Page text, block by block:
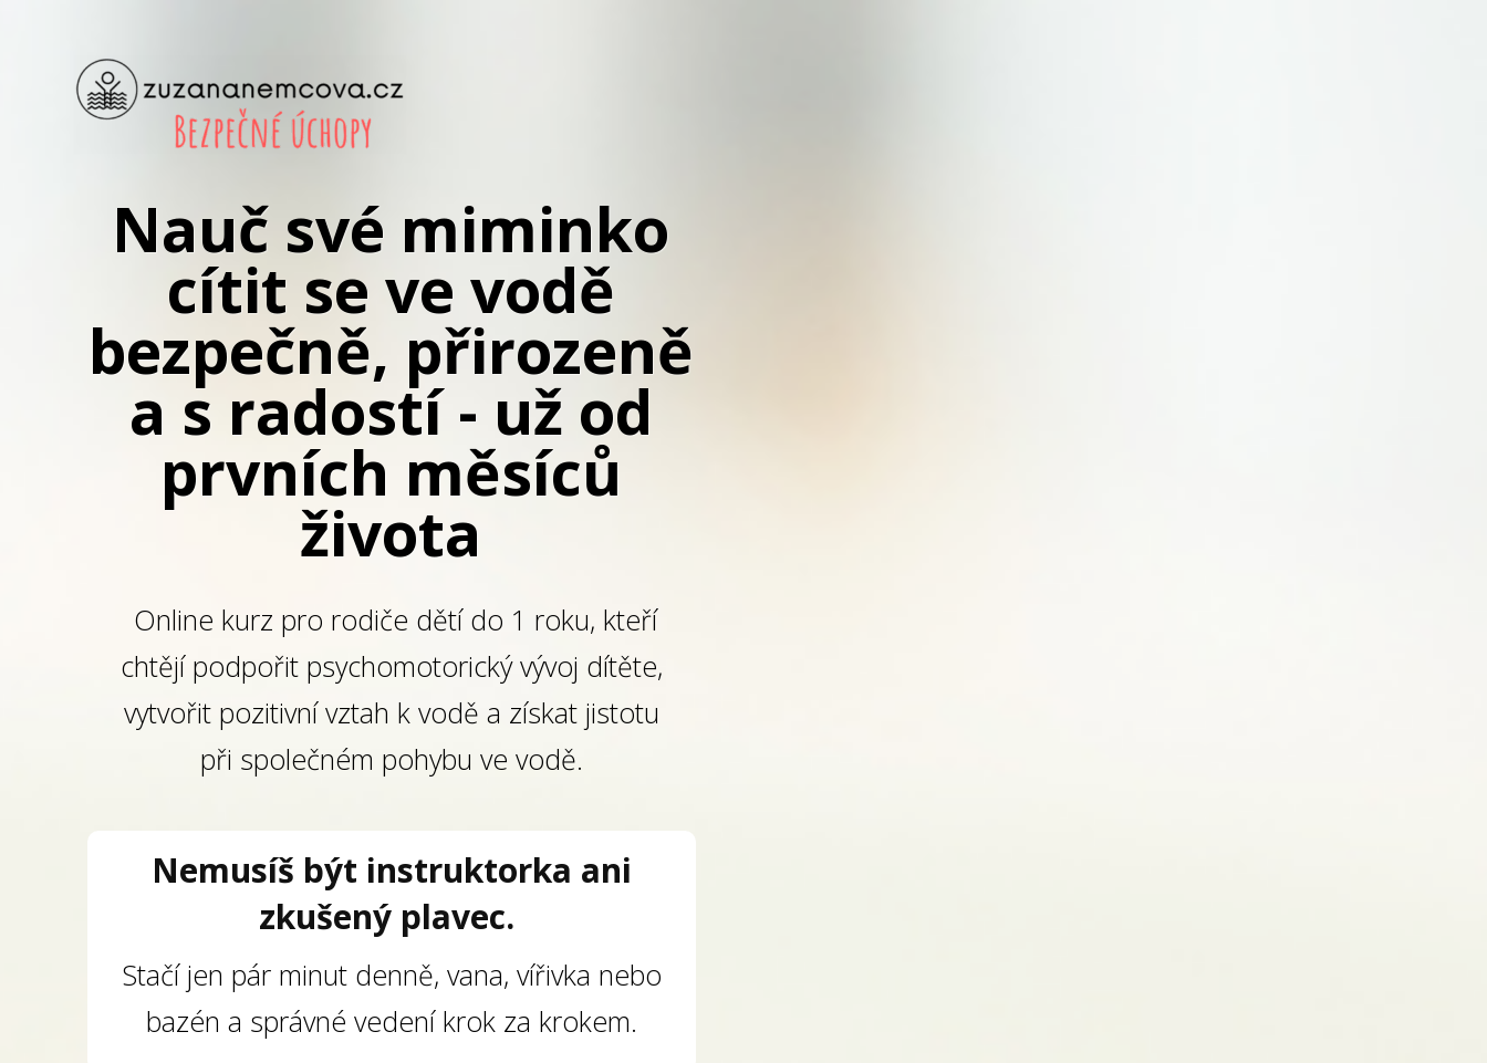
Nauč své miminko
cítit se ve vodě
bezpečně, přirozeně
a s radostí - už od
prvních měsíců
života
Online kurz pro rodiče dětí do 1 roku, kteří
chtějí podpořit psychomotorický vývoj dítěte,
vytvořit pozitivní vztah k vodě a získat jistotu
při společném pohybu ve vodě.
Nemusíš být instruktorka ani
zkušený plavec.
Stačí jen pár minut denně, vana, vířivka nebo
bazén a správné vedení krok za krokem.